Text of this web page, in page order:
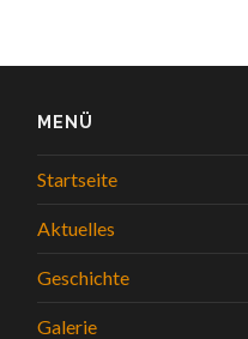
MENÜ
Startseite
Aktuelles
Geschichte
Galerie